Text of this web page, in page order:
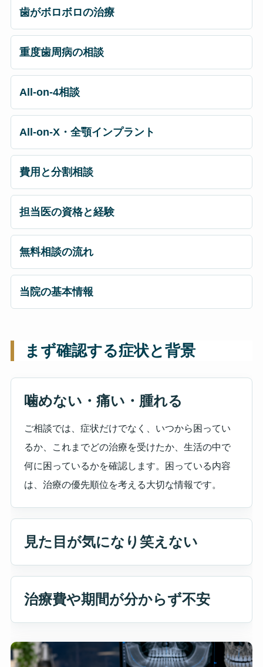
歯がボロボロの治療
重度歯周病の相談
All-on-4相談
All-on-X・全顎インプラント
費用と分割相談
担当医の資格と経験
無料相談の流れ
当院の基本情報
まず確認する症状と背景
噛めない・痛い・腫れる
ご相談では、症状だけでなく、いつから困ってい
るか、これまでどの治療を受けたか、生活の中で
何に困っているかを確認します。困っている内容
は、治療の優先順位を考える大切な情報です。
見た目が気になり笑えない
治療費や期間が分からず不安